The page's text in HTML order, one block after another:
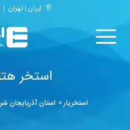
ایران | تهران
استخر
استخریار> استان آذربایجان